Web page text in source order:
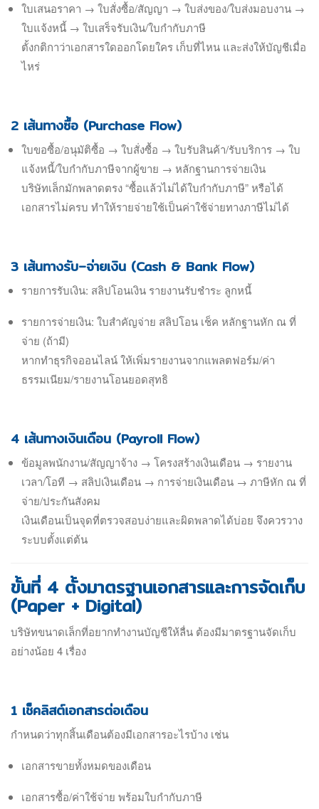
ใบเสนอราคา → ใบสั่งซื้อ/สัญญา → ใบส่งของ/ใบส่งมอบงาน →
ใบแจ้งหนี้ → ใบเสร็จรับเงิน/ใบกำกับภาษี
ตั้งกติกาว่าเอกสารใดออกโดยใคร เก็บที่ไหน และส่งให้บัญชีเมื่อ
ไหร่
2 เส้นทางซื้อ (Purchase Flow)
ใบขอซื้อ/อนุมัติซื้อ → ใบสั่งซื้อ → ใบรับสินค้า/รับบริการ → ใบ
แจ้งหนี้/ใบกำกับภาษีจากผู้ขาย → หลักฐานการจ่ายเงิน
บริษัทเล็กมักพลาดตรง “ซื้อแล้วไม่ได้ใบกำกับภาษี” หรือได้
เอกสารไม่ครบ ทำให้รายจ่ายใช้เป็นค่าใช้จ่ายทางภาษีไม่ได้
3 เส้นทางรับ–จ่ายเงิน (Cash & Bank Flow)
รายการรับเงิน: สลิปโอนเงิน รายงานรับชำระ ลูกหนี้
รายการจ่ายเงิน: ใบสำคัญจ่าย สลิปโอน เช็ค หลักฐานหัก ณ ที่
จ่าย (ถ้ามี)
หากทำธุรกิจออนไลน์ ให้เพิ่มรายงานจากแพลตฟอร์ม/ค่า
ธรรมเนียม/รายงานโอนยอดสุทธิ
4 เส้นทางเงินเดือน (Payroll Flow)
ข้อมูลพนักงาน/สัญญาจ้าง → โครงสร้างเงินเดือน → รายงาน
เวลา/โอที → สลิปเงินเดือน → การจ่ายเงินเดือน → ภาษีหัก ณ ที่
จ่าย/ประกันสังคม
เงินเดือนเป็นจุดที่ตรวจสอบง่ายและผิดพลาดได้บ่อย จึงควรวาง
ระบบตั้งแต่ต้น
ขั้นที่ 4 ตั้งมาตรฐานเอกสารและการจัดเก็บ
(Paper + Digital)
บริษัทขนาดเล็กที่อยากทำงานบัญชีให้ลื่น ต้องมีมาตรฐานจัดเก็บ
อย่างน้อย 4 เรื่อง
1 เช็คลิสต์เอกสารต่อเดือน
กำหนดว่าทุกสิ้นเดือนต้องมีเอกสารอะไรบ้าง เช่น
เอกสารขายทั้งหมดของเดือน
เอกสารซื้อ/ค่าใช้จ่าย พร้อมใบกำกับภาษี